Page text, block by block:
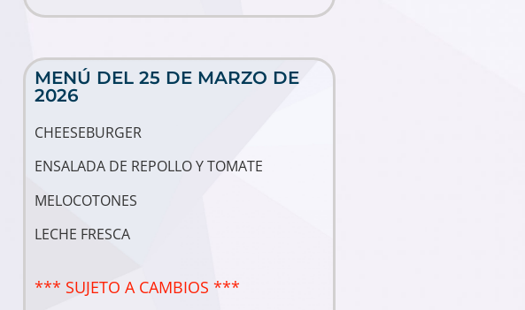
MENÚ DEL 25 DE MARZO DE
2026
CHEESEBURGER
ENSALADA DE REPOLLO Y TOMATE
MELOCOTONES
LECHE FRESCA
*** SUJETO A CAMBIOS ***